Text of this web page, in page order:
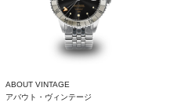
ABOUT VINTAGE
アバウト・ヴィンテージ